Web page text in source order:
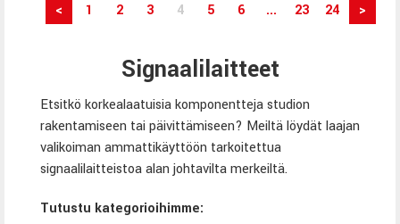
< 1 2 3 4 5 6 ... 23 24 >
Signaalilaitteet
Etsitkö korkealaatuisia komponentteja studion
rakentamiseen tai päivittämiseen? Meiltä löydät laajan
valikoiman ammattikäyttöön tarkoitettua
signaalilaitteistoa alan johtavilta merkeiltä.
Tutustu kategorioihimme: